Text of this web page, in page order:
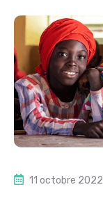
11 octobre 2022